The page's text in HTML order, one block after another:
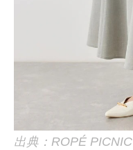
出典：ROPÉ PICNIC